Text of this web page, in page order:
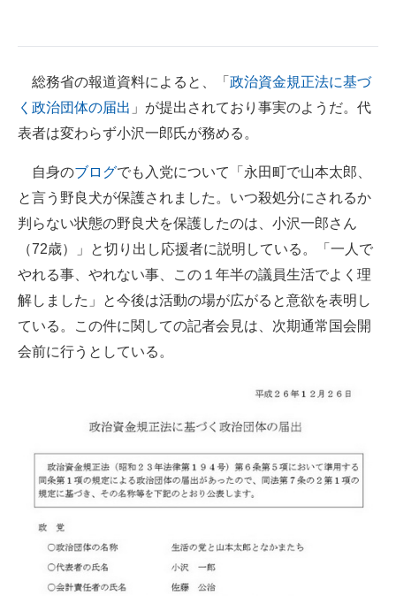
ITエンジニア向け専門サイト
企業向けIT製品の総合サイト
製造業のIT導入・活用を支援
モノづくり技術者専門サイト
電子設計の基本と応用
総務省の報道資料によると、「 政治資金規正法に基づ
く政治団体の届出 」が提出されており事実のようだ。代
表者は変わらず小沢一郎氏が務める。
自身のブログでも入党について「永田町で山本太郎、
と言う野良犬が保護されました。いつ殺処分にされるか
判らない状態の野良犬を保護したのは、小沢一郎さん
（72歳）」と切り出し応援者に説明している。「一人で
やれる事、やれない事、この１年半の議員生活でよく理
解しました」と今後は活動の場が広がると意欲を表明し
ている。この件に関しての記者会見は、次期通常国会開
会前に行うとしている。